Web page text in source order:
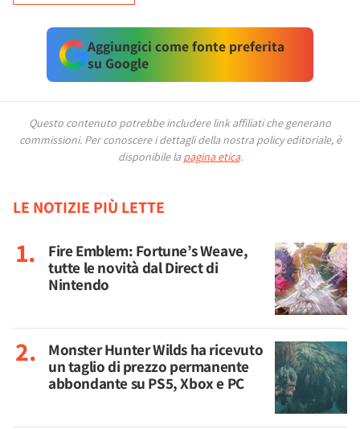
Aggiungici come fonte preferita
su Google
Questo contenuto potrebbe includere link affiliati che generano
commissioni. Per conoscere i dettagli della nostra policy editoriale, è
disponibile la pagina etica.
LE NOTIZIE PIÙ LETTE
Fire Emblem: Fortune’s Weave,
tutte le novità dal Direct di
Nintendo
Monster Hunter Wilds ha ricevuto
un taglio di prezzo permanente
abbondante su PS5, Xbox e PC